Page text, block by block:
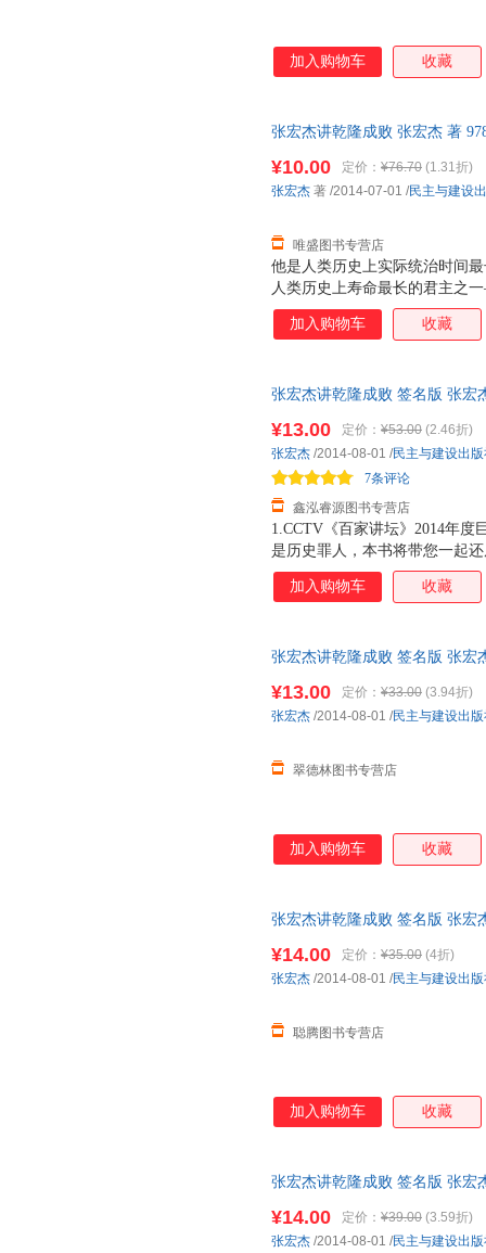
加入购物车 收藏
张宏杰讲乾隆成败 张宏杰 著
他是人类历史上实际统治时间
人类历史上寿命最长的君主之
蔼又刻薄，既节俭又奢靡，既
辉煌的统治成绩，将康乾盛世
个集政治家、学者、诗人、旅
¥10.00 定价： ¥76.70 (1.31折)
唯盛图书专营店
张宏杰 著 /2014-07-01 /民主与建设
加入购物车 收藏
张宏杰讲乾隆成败 签名版 张宏
1.CCTV《百家讲坛》2014年
是历史罪人，本书将带您一起
皇帝，将中国传统社会推向；
误，为大清王朝在鸦片战争中
俱佳的大众历史读物，本书值
余世存推荐！再现中国特色官
时代的得与失》： 野夫、刘瑜
¥13.00 定价： ¥53.00 (2.46折)
鑫泓睿源图书专营店
7条评论
张宏杰 /2014-08-01 /民主与建设出
加入购物车 收藏
张宏杰讲乾隆成败 签名版 张宏
¥13.00 定价： ¥33.00 (3.94折)
翠德林图书专营店
张宏杰 /2014-08-01 /民主与建设出
加入购物车 收藏
张宏杰讲乾隆成败 签名版 张宏
¥14.00 定价： ¥35.00 (4折)
聪腾图书专营店
张宏杰 /2014-08-01 /民主与建设出
加入购物车 收藏
张宏杰讲乾隆成败 签名版 张宏
¥14.00 定价： ¥39.00 (3.59折)
张宏杰 /2014-08-01 /民主与建设出